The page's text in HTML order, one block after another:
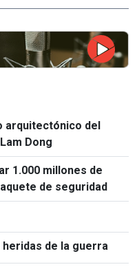
arquitectónico del
Dong
1.000 millones de
de seguridad
de la guerra